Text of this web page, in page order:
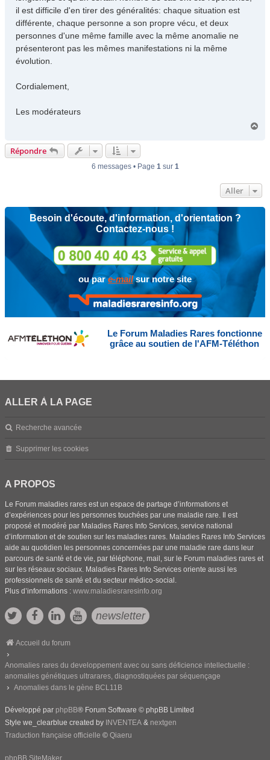
il est difficile d'en tirer des généralités: chaque situation est
différente, chaque personne a son propre vécu, et deux
personnes d'une même famille avec la même anomalie ne
présenteront pas les mêmes manifestations ni la même
évolution.
Cordialement,
Les modérateurs
Répondre
6 messages • Page 1sur 1
Aller
Besoin d'écoute, d'information, d'orientation ?
Contactez-nous !
ou pare-mailsur notre site
Le Forum Maladies Rares fonctionne
grâce au soutien de l'AFM-Téléthon
ALLER À LA PAGE
Recherche avancée
Supprimer les cookies
A PROPOS
Le Forum maladies rares est un espace de partage d’informations et
d’expériences pour les personnes touchées par une maladie rare. Il est
proposé et modéré par Maladies Rares Info Services, service national
d’information et de soutien sur les maladies rares. Maladies Rares Info Services
aide au quotidien les personnes concernées par une maladie rare dans leur
parcours de santé et de vie, par téléphone, mail, sur le Forum maladies rares et
sur les réseaux sociaux. Maladies Rares Info Services oriente aussi les
professionnels de santé et du secteur médico-social.
Plus d’informations : www.maladiesraresinfo.org
newsletter
Accueil du forum
Anomalies rares du developpement avec ou sans déficience intellectuelle :
anomalies génétiques ultrarares, diagnostiquées par séquençage
Anomalies dans le gène BCL11B
Développé par phpBB® Forum Software © phpBB Limited
Style we_clearblue created by INVENTEA & nextgen
Traduction française officielle © Qiaeru
phpBB SiteMaker